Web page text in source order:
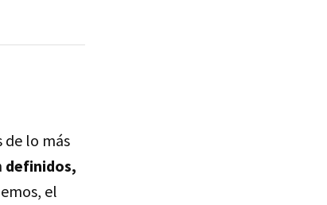
de lo más
definidos,
el